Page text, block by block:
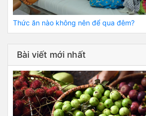
Thức ăn nào không nên để qua đêm?
Bài viết mới nhất